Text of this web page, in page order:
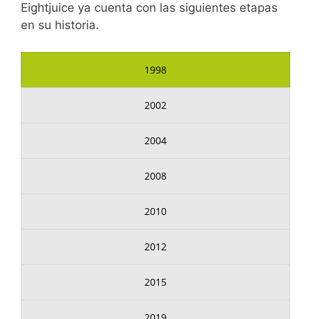
Eightjuice ya cuenta con las siguientes etapas
en su historia.
1998
2002
2004
2008
2010
2012
2015